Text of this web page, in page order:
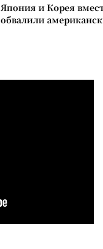
Япония и Корея
обвалили